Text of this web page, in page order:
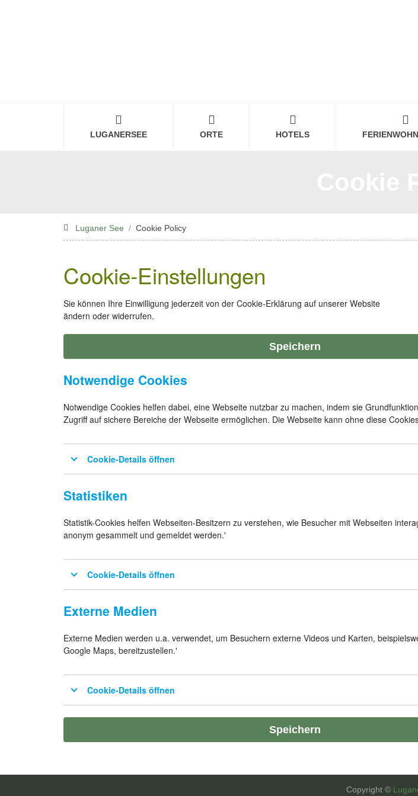
LUGANERSEE ORTE HOTELS
Luganer See Cookie Policy
Cookie-Einstellungen
Sie können Ihre Einwilligung jederzeit von der Cookie-Erklärung auf unserer Website
ändern oder widerrufen.
Speichern
Notwendige Cookies
Notwendige Cookies helfen dabei, eine Webseite nutzbar zu machen, indem sie
Zugriff auf sichere Bereiche der Webseite ermöglichen. Die Webseite kann ohne diese
Cookie-Details öffnen
Statistiken
Statistik-Cookies helfen Webseiten-Besitzern zu verstehen, wie Besucher mit Webseiten
anonym gesammelt und gemeldet werden.'
Cookie-Details öffnen
Externe Medien
Externe Medien werden u.a. verwendet, um Besuchern externe Videos und Karten,
Google Maps, bereitzustellen.'
Cookie-Details öffnen
Speichern
Copyright ©